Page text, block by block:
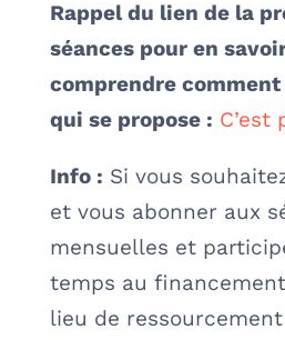
Rappel du lien de la
séances pour en
comprendre
qui se propose : C’est
Info : Si vous
et vous abonner aux
mensuelles et
temps au
lieu de